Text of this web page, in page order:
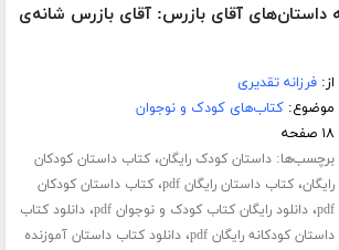
داستان‌های آقای بازرس: آقای بازرس شانه‌ی
از:فرزانه تقدیری
موضوع:کتاب‌های کودک و نوجوان
۱۸ صفحه
برچسب‌ها:داستان کودک رایگان،کتاب داستان کودکان
رایگان،کتاب داستان رایگان pdf ،کتاب داستان کودکان
pdf،دانلود رایگان کتاب کودک و نوجوان pdf ،دانلود کتاب
داستان کودکانه رایگان pdf
،دانلود کتاب داستان آموزنده